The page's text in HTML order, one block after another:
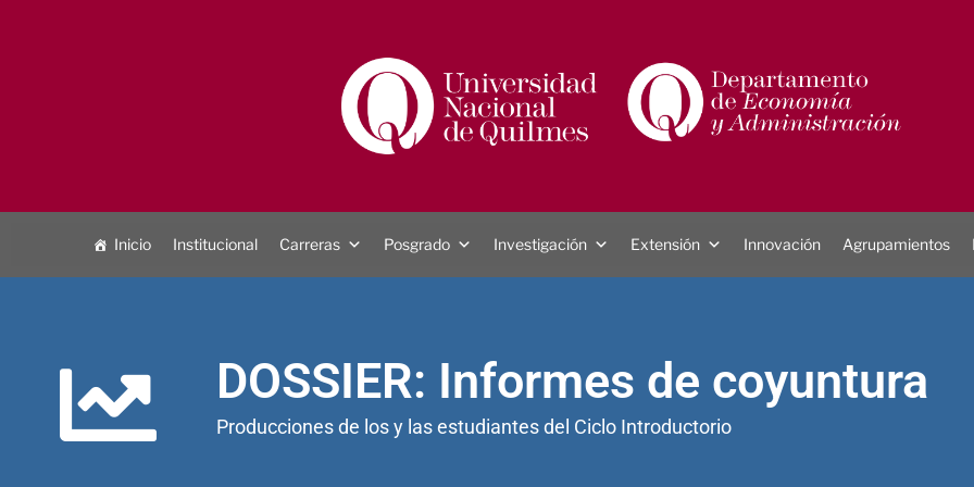
Inicio Institucional Carreras Posgrado Investigación Extensión Innovación Agrupamientos
DOSSIER: Informes de coyuntura
Producciones de los y las estudiantes del Ciclo Introductorio